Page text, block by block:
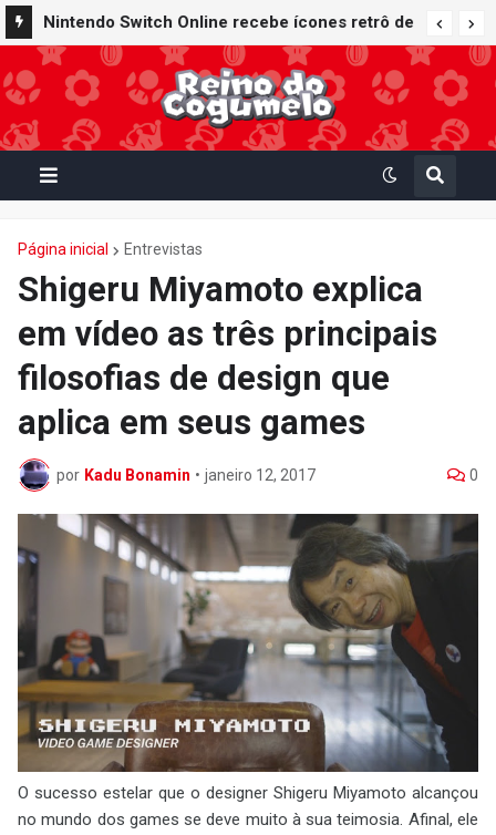
Nintendo Switch Online recebe ícones retrô de
Mario Paint (SNES) e Mario Kart: Super Circuit
(GBA)
Página inicial Entrevistas
Shigeru Miyamoto explica
em vídeo as três principais
filosofias de design que
aplica em seus games
por Kadu Bonamin • janeiro 12, 2017 0
O sucesso estelar que o designer Shigeru Miyamoto alcançou
no mundo dos games se deve muito à sua teimosia. Afinal, ele